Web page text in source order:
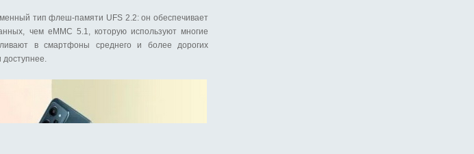
тип флеш-памяти UFS 2.2: он обеспечивает
чем eMMC 5.1, которую используют многие
в смартфоны среднего и более дорогих
доступнее.